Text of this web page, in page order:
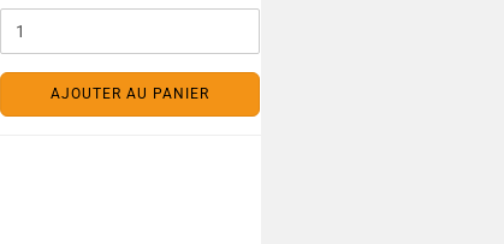
AJOUTER AU PANIER